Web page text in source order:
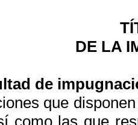
DE LA
de
que
como las que